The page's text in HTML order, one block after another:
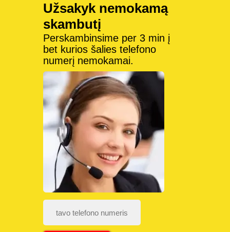
Užsakyk nemokamą
skambutį
Perskambinsime per 3 min į
bet kurios šalies telefono
numerį nemokamai.